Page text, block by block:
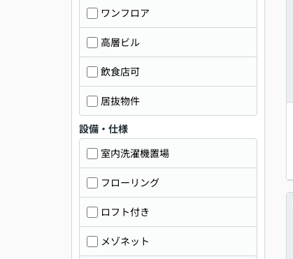
ワンフロア
高層ビル
飲食店可
居抜物件
設備・仕様
室内洗濯機置場
フローリング
ロフト付き
メゾネット